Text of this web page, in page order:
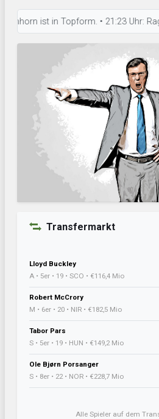
ist in Topform. • 21:23 Uhr:
Transfermarkt
Lloyd Buckley
A • 5er • 19 • SCO • €116,4 Mio
Robert McCrory
M • 6er • 20 • NIR • €182,5 Mio
Tabor Pars
S • 5er • 19 • HUN • €149,2 Mio
Ole Bjørn Porsanger
S • 8er • 22 • NOR • €228,7 Mio
Alle Spieler auf dem